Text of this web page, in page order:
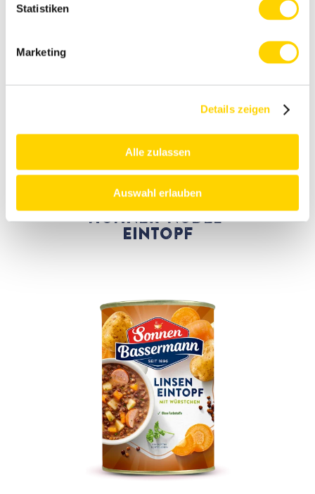
Statistiken
Marketing
Details zeigen
Alle zulassen
Auswahl erlauben
Hühner-Nudel-
Eintopf